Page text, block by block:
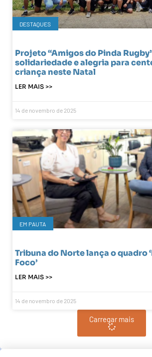
DESTAQUES
Projeto “Amigos do Pinda
solidariedade e alegria para
criança neste Natal
LER MAIS >>
14 de novembro de 2025
EM PAUTA
Tribuna do Norte lança o quadro
Foco’
LER MAIS >>
14 de novembro de 2025
Carregar mais